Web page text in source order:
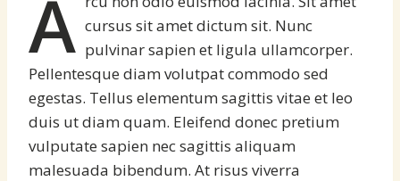
A cursus sit amet dictum sit. Nunc
pulvinar sapien et ligula ullamcorper.
Pellentesque diam volutpat commodo sed
egestas. Tellus elementum sagittis vitae et leo
duis ut diam quam. Eleifend donec pretium
vulputate sapien nec sagittis aliquam
malesuada bibendum. At risus viverra